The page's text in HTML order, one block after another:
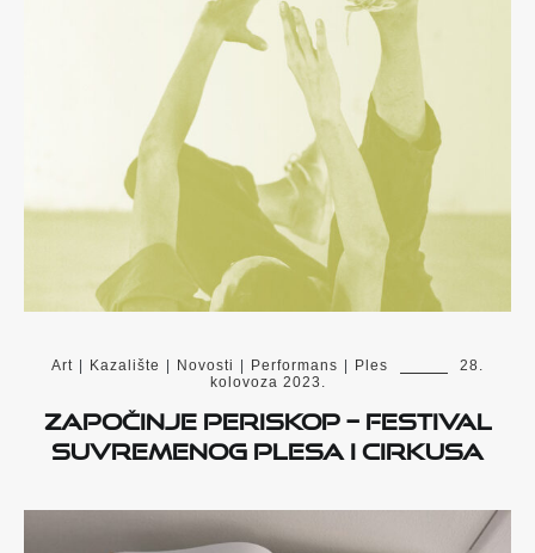
Art | Kazalište | Novosti | Performans | Ples
28.
kolovoza 2023.
Započinje PERISKOP – festival
suvremenog plesa i cirkusa